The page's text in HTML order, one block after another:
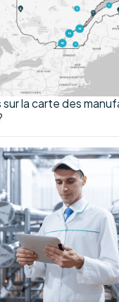
la carte des